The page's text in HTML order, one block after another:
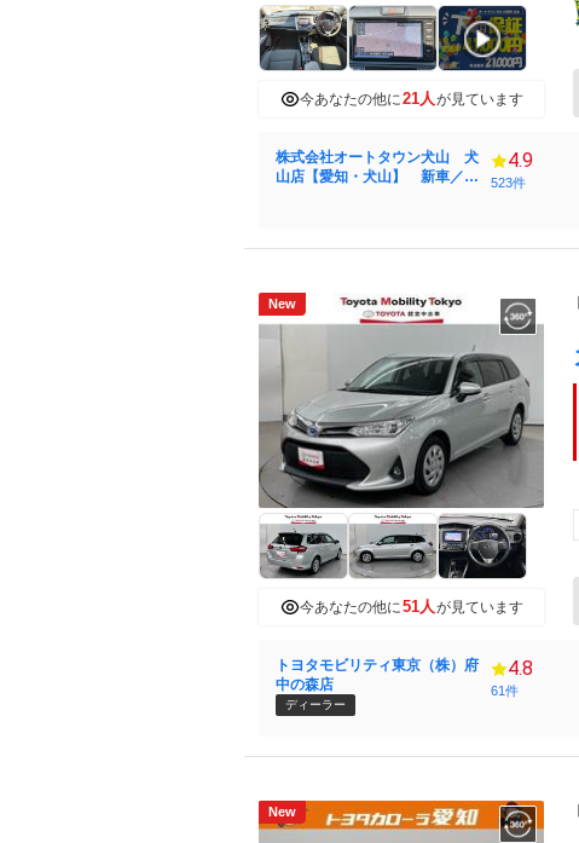
今あなたの他に21人が見ています
株式会社オートタウン犬山 犬
山店【愛知・犬山】 新車／中
4.9
523件
New
今あなたの他に51人が見ています
トヨタモビリティ東京（株）府
中の森店
ディーラー
4.8
61件
New